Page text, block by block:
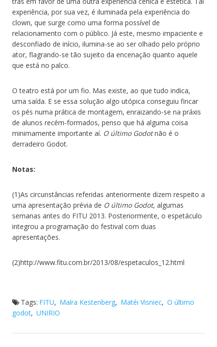
experiência, por sua vez, é iluminada pela experiência do
clown, que surge como uma forma possível de
relacionamento com o público. Já este, mesmo impaciente e
desconfiado de início, ilumina-se ao ser olhado pelo próprio
ator, flagrando-se tão sujeito da encenação quanto aquele
que está no palco.
O teatro está por um fio. Mas existe, ao que tudo indica,
uma saída. E se essa solução algo utópica conseguiu fincar
os pés numa prática de montagem, enraizando-se na práxis
de alunos recém-formados, penso que há alguma coisa
minimamente importante aí. O último Godotnão é o
derradeiro Godot.
Notas:
(1)As circunstâncias referidas anteriormente dizem respeito a
uma apresentação prévia de O último Godot, algumas
semanas antes do FITU 2013. Posteriormente, o espetáculo
integrou a programação do festival com duas
apresentações.
(2)http://www.fitu.com.br/2013/08/espetaculos_12.html
Tags: FITU, Maíra Kestenberg, Matéi Visniec, O último
godot, UNIRIO